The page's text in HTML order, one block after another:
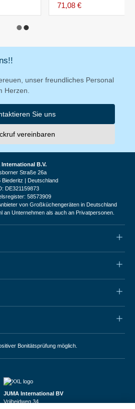
71,08 €
unser freundliches Personal
Herzen.
Sie uns
vereinbaren
International B.V.
Straße 26a
Biederitz | Deutschland
DE321159873
58573909
von Großküchengeräten in Deutschland
an Unternehmen als auch an Privatpersonen.
Bonitätsprüfung möglich.
JUMA International BV
Vrijheidweg 34